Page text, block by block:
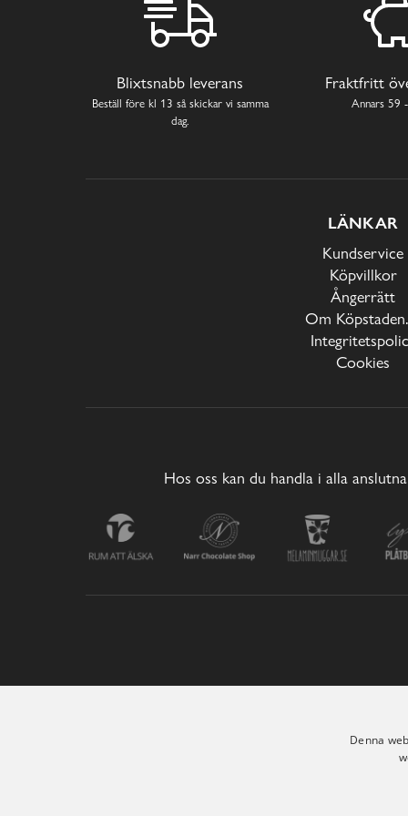
Blixtsnabb leverans
Beställ före kl 13 så skickar vi samma
dag.
Fraktfritt
Annars 59
LÄNKAR
Kundservice
Köpvillkor
Ångerrätt
Om
Cookies
Hos oss kan du handla i alla
Denna